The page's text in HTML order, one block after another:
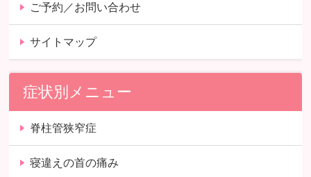
ご予約／お問い合わせ
サイトマップ
症状別メニュー
脊柱管狭窄症
寝違えの首の痛み